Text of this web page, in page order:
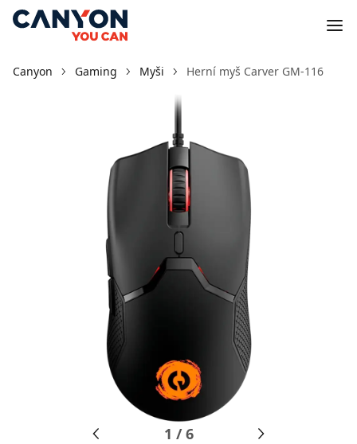
Canyon Gaming Myši Herní myš Carver GM-116
1 /6